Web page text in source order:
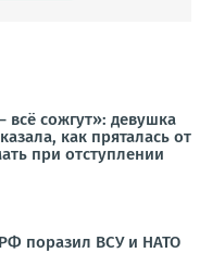
всё сожгут»: девушка
как пряталась от
при отступлении
поразил ВСУ и НАТО